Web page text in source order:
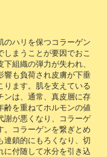
のハリを保つコラーゲン
しまうことが要因でおこ
組織の弾力が失われ、
響も負荷され皮膚が下垂
ります。肌を支えている
ンは、通常、真皮層に存
齢を重ねてホルモンの値
謝が悪くなり、コラーゲ
。コラーゲンを繋ぎとめ
連鎖的にもろくなり、切
に付随して水分を引き込